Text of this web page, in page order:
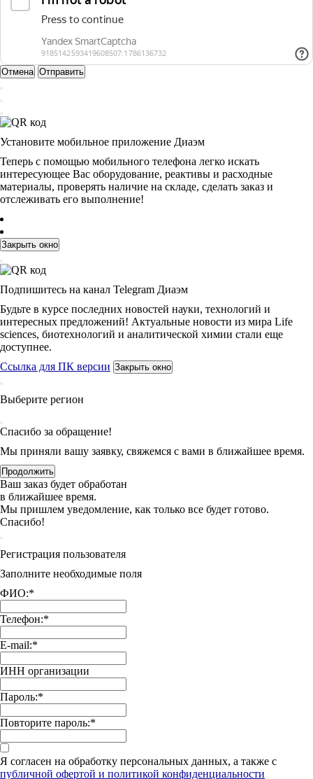
Отмена Отправить
Установите мобильное приложение Диаэм
Теперь с помощью мобильного телефона легко искать
интересующее Вас оборудование, реактивы и расходные
материалы, проверять наличие на складе, сделать заказ и
отслеживать его выполнение!
Закрыть окно
Подпишитесь на канал Telegram Диаэм
Будьте в курсе последних новостей науки, технологий и
интересных предложений! Актуальные новости из мира Life
sciences, биотехнологий и аналитической химии стали еще
доступнее.
Ссылка для ПК версии Закрыть окно
Выберите регион
Спасибо за обращение!
Мы приняли вашу заявку, свяжемся с вами в ближайшее время.
Продолжить
Ваш заказ будет обработан
в ближайшее время.
Мы пришлем уведомление, как только все будет готово.
Спасибо!
Регистрация пользователя
Заполните необходимые поля
ФИО:*
Телефон:*
E-mail:*
ИНН организации
Пароль:*
Повторите пароль:*
Я согласен на обработку персональных данных, а также с
публичной офертой и политикой конфиденциальности